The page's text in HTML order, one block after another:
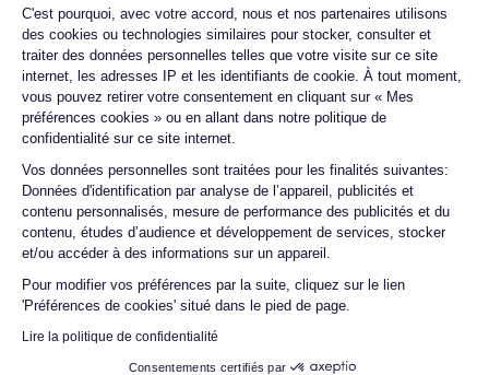
Plateforme de Gestion du
C'est pourquoi, avec votre accord, nous et nos partenaires utilisons
des cookies ou technologies similaires pour stocker, consulter et
traiter des données personnelles telles que votre visite sur ce site
internet, les adresses IP et les identifiants de cookie. À tout moment,
vous pouvez retirer votre consentement en cliquant sur « Mes
préférences cookies » ou en allant dans notre politique de
confidentialité sur ce site internet.
Vos données personnelles sont traitées pour les finalités suivantes:
Données d'identification par analyse de l’appareil, publicités et
contenu personnalisés, mesure de performance des publicités et du
contenu, études d’audience et développement de services, stocker
et/ou accéder à des informations sur un appareil.
Pour modifier vos préférences par la suite, cliquez sur le lien
'Préférences de cookies' situé dans le pied de page.
Lire la politique de confidentialité
Consentements certifiés par
Axeptio consent
changée ...
Marc B.
09/07/26
Très bien, service impeccable, satisfait de mon achat. Je
recommande !
Voir tous les avis